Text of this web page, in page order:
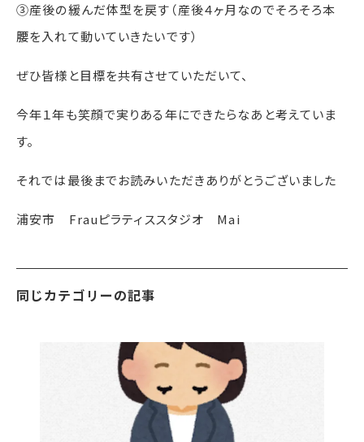
③産後の緩んだ体型を戻す（産後４ヶ月なのでそろそろ本
腰を入れて動いていきたいです）
ぜひ皆様と目標を共有させていただいて、
今年１年も笑顔で実りある年にできたらなあと考えていま
す。
それでは最後までお読みいただきありがとうございました
浦安市 Frauピラティススタジオ Mai
同じカテゴリーの記事